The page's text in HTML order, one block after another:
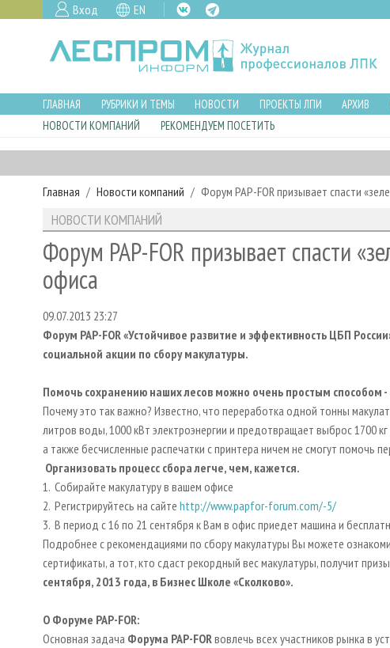
Вход EN
ГЛАВНАЯ РУБРИКИ И ТЕМЫ НОВОСТИ ПРОЕКТЫ ЛПИ АРХИВ
НОВОСТИ КОМПАНИЙ
РЕКОМЕНДУЕМ ПОСЕТИТЬ
Главная Новости компаний Форум PAP-FOR призывает спасти
НОВОСТИ КОМПАНИЙ
Форум PAP-FOR призывает спасти
офиса
09.07.2013 23:27
Форум PAP-FOR «Устойчивое развитие и эффективность ЦБП
социальной акции по сбору макулатуры.
Помочь сохранению наших лесов можно очень простым способом -
Почему это так важно? Известно, что переработка одной тонны
литров воды, 1000 кВт электроэнергии и предотвращает выброс 1700
а также бесчисленные распечатки с принтера ничем не смогут помочь
Организовать процесс сбора легче, чем, кажется.
1. Cобирайте макулатуру в вашем офисе
2. Регистрируйтесь на сайте http://www.papfor-forum.com/-5/
3. В период с 16 по 21 сентября к Вам в офис приедет машина и
Подробнее с рекомендациями по сбору макулатуры Вы можете
сертификаты, а тот, кто сдаст рекордный вес макулатуры, получит
сентября, 2013 года, в Бизнес Школе «Сколково».
О Форуме PAP-FOR:
Основная задача Форума PAP-FORвовлечь всех участников рынка в